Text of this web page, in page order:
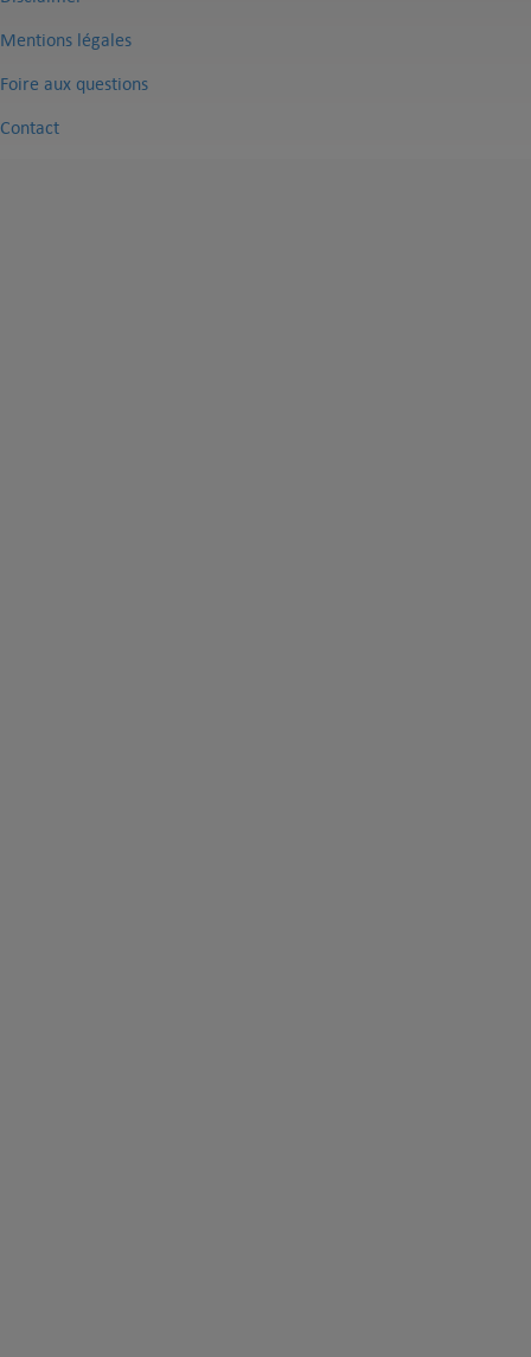
Mentions légales
Foire aux questions
Contact